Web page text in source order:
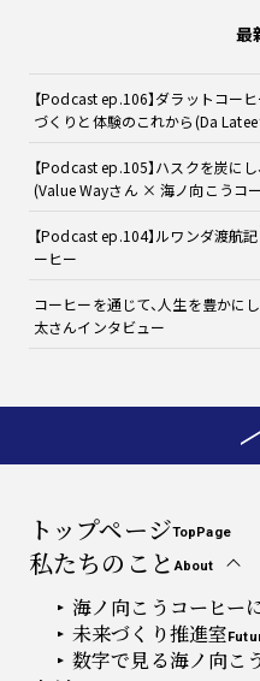
最
【Podcast ep.106】ダラットコー
づくりと体験のこれから(Da
【Podcast ep.105】ハスクを炭に
(Value Wayさん × 海ノ向こうコ
【Podcast ep.104】ルワンダ渡航
ーヒー
コーヒーを通じて、人生を豊かに
太さんインタビュー
トップページTopPage
私たちのことAbout
海ノ向こうコーヒー
未来づくり推進室
数字で見る海ノ向こ